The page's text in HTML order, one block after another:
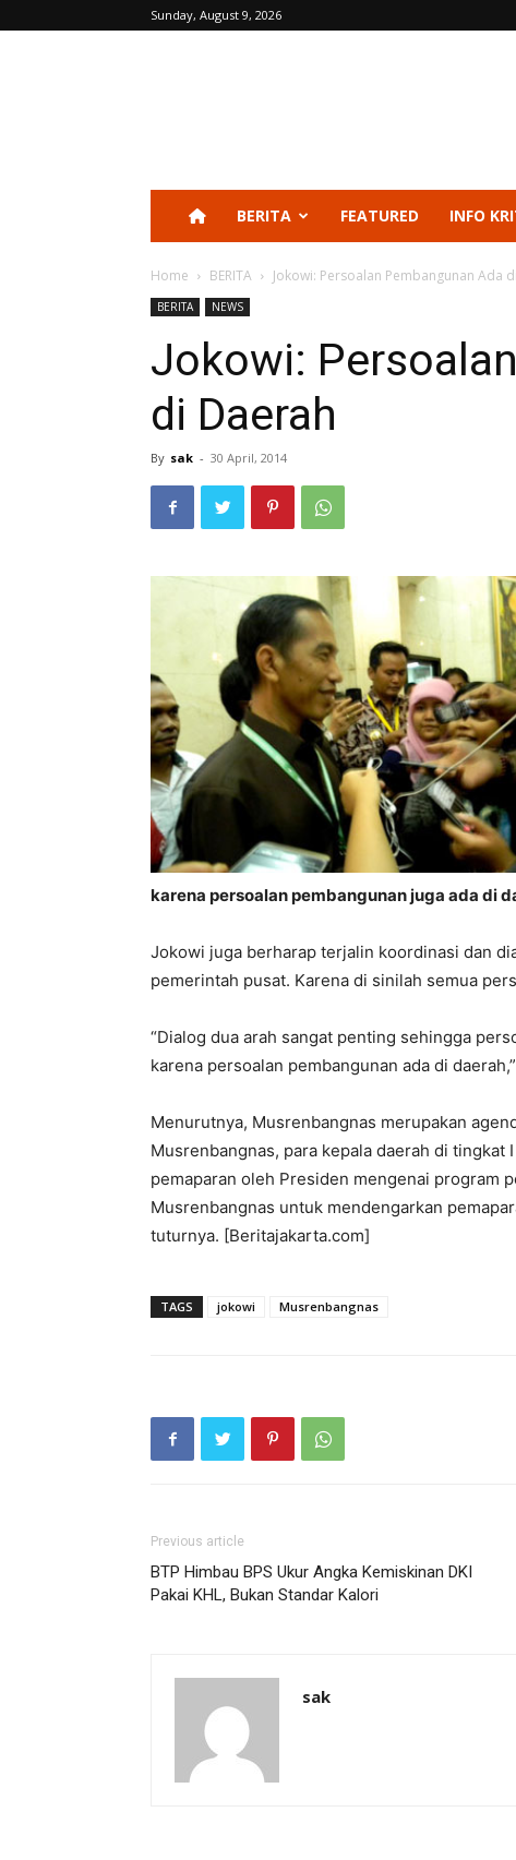
Sunday, August 9, 2026
BERITA FEATURED INFO
Home BERITA Jokowi: Persoalan Pembangunan Ada
BERITA NEWS
Jokowi:
di Daerah
By sak - 30 April, 2014
karena persoalan pembangunan juga ada di
Jokowi juga berharap terjalin koordinasi dan
pemerintah pusat. Karena di sinilah semua
“Dialog dua arah sangat penting sehingga
karena persoalan pembangunan ada di
Menurutnya, Musrenbangnas merupakan
Musrenbangnas, para kepala daerah di
pemaparan oleh Presiden mengenai program
Musrenbangnas untuk mendengarkan
tuturnya. [Beritajakarta.com]
TAGS jokowi Musrenbangnas
Previous article
BTP Himbau BPS Ukur Angka Kemiskinan DKI
Pakai KHL, Bukan Standar Kalori
sak